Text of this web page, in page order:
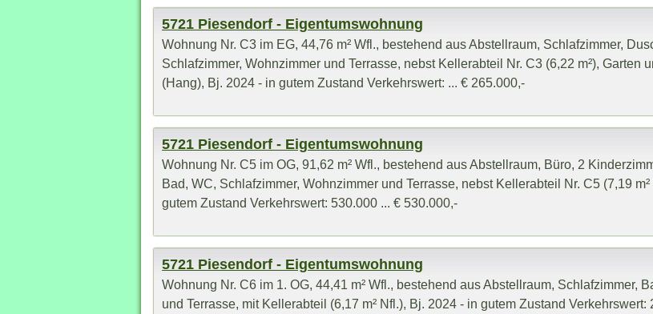
5721 Piesendorf - Eigentumswohnung
Wohnung Nr. C3 im EG, 44,76 m² Wfl., bestehend aus Abstellraum, Schlafzimmer,
Schlafzimmer, Wohnzimmer und Terrasse, nebst Kellerabteil Nr. C3 (6,22 m²), Garten
(Hang), Bj. 2024 - in gutem Zustand Verkehrswert: ... € 265.000,-
5721 Piesendorf - Eigentumswohnung
Wohnung Nr. C5 im OG, 91,62 m² Wfl., bestehend aus Abstellraum, Büro, 2
Bad, WC, Schlafzimmer, Wohnzimmer und Terrasse, nebst Kellerabteil Nr. C5 (7,19
gutem Zustand Verkehrswert: 530.000 ... € 530.000,-
5721 Piesendorf - Eigentumswohnung
Wohnung Nr. C6 im 1. OG, 44,41 m² Wfl., bestehend aus Abstellraum, Schlafzimmer,
und Terrasse, mit Kellerabteil (6,17 m² Nfl.), Bj. 2024 - in gutem Zustand